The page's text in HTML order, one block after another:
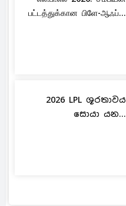
பட்டத்துக்கான பிளே-ஆஃப்...
2026 LPL ශූරතාවය
සොයා යන...